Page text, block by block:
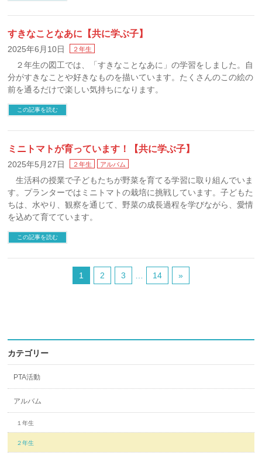
すきなことなあに【共に学ぶ子】
2025年6月10日 ２年生
２年生の図工では、「すきなことなあに」の学習をしました。自
分がすきなことや好きなものを描いています。たくさんのこの絵の
前を通るだけで楽しい気持ちになります。
この記事を読む
ミニトマトが育っています！【共に学ぶ子】
2025年5月27日 ２年生 アルバム
生活科の授業で子どもたちが野菜を育てる学習に取り組んでいま
す。プランターではミニトマトの栽培に挑戦しています。子どもた
ちは、水やり、観察を通じて、野菜の成長過程を学びながら、愛情
を込めて育てています。
この記事を読む
1 2 3 14 »
カテゴリー
PTA活動
アルバム
１年生
２年生